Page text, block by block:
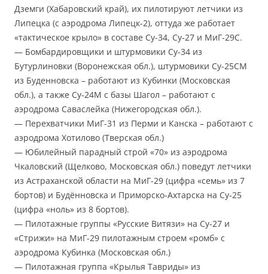
Дземги (Хабаровский край), их пилотируют летчики из
Липецка (с аэродрома Липецк-2), оттуда же работает
«тактическое крыло» в составе Су-34, Су-27 и МиГ-29С.
— Бомбардировщики и штурмовики Су-34 из
Бутурлиновки (Воронежская обл.), штурмовики Су-25СМ
из Буденновска – работают из Кубинки (Московская
обл.), а также Су-24М с базы Шагол – работают с
аэродрома Саваслейка (Нижегородская обл.).
— Перехватчики МиГ-31 из Перми и Канска – работают с
аэродрома Хотилово (Тверская обл.)
— Юбилейный парадный строй «70» из аэродрома
Чкаловский (Щелково, Московская обл.) поведут летчики
из Астраханской области на МиГ-29 (цифра «семь» из 7
бортов) и Будённовска и Приморско-Ахтарска на Су-25
(цифра «ноль» из 8 бортов).
— Пилотажные группы «Русские Витязи» на Су-27 и
«Стрижи» на МиГ-29 пилотажным строем «ромб» с
аэродрома Кубинка (Московская обл.)
— Пилотажная группа «Крылья Тавриды» из